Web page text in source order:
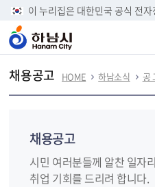
본문
이 누리집은 대한민국 공식 전
채용공고 HOME 하남소식 공
채용공고
시민 여러분들께 알찬 일자
취업 기회를 드리려 합니다.